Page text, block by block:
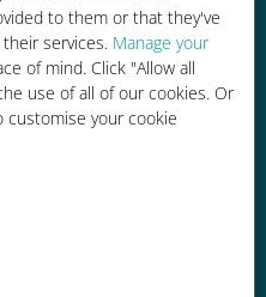
to them or that they've
services. Manage your
of mind. Click "Allow all
use of all of our cookies. Or
customise your cookie
使った場合に比
約が可能です。